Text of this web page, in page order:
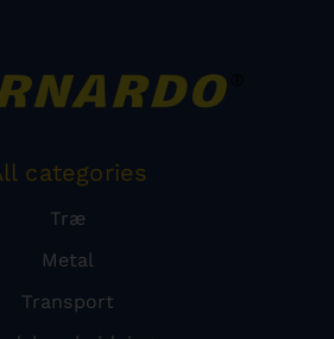
categories
Træ
Metal
Transport